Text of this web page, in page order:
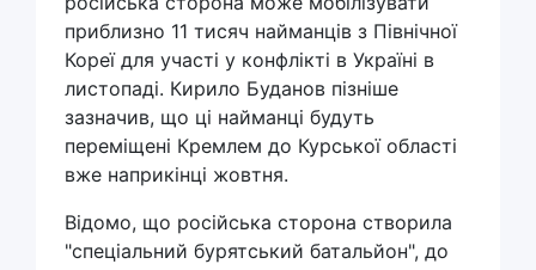
приблизно 11 тисяч найманців з Північної
Кореї для участі у конфлікті в Україні в
листопаді. Кирило Буданов пізніше
зазначив, що ці найманці будуть
переміщені Кремлем до Курської області
вже наприкінці жовтня.
Відомо, що російська сторона створила
"спеціальний бурятський батальйон", до